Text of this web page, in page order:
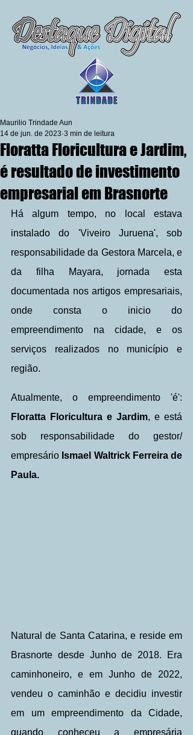
Floratta Floricultura e Jardim,
é resultado de investimento
empresarial em Brasnorte
Maurilio Trindade Aun
14 de jun. de 2023 3 min de leitura
Há algum tempo, no local estava
instalado do 'Viveiro Juruena', sob
responsabilidade da Gestora Marcela, e
da filha Mayara, jornada esta
documentada nos artigos empresariais,
onde consta o inicio do
empreendimento na cidade, e os
serviços realizados no município e
região.
Floratta Floricultura e Jardim, e está
sob responsabilidade do gestor/
empresário Ismael Waltrick Ferreira de
Paula.
Natural de Santa Catarina, e reside em
Brasnorte desde Junho de 2018. Era
caminhoneiro, e em Junho de 2022,
vendeu o caminhão e decidiu investir
em um empreendimento da Cidade,
quando conheceu a empresária